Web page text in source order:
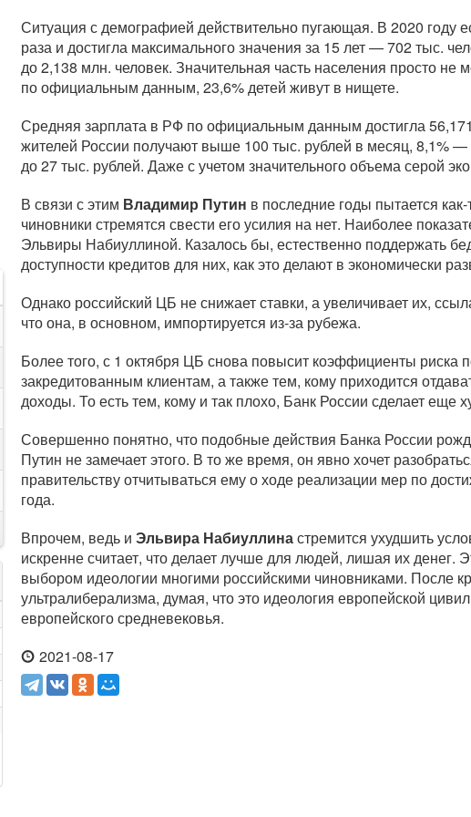
Ситуация с демографией действительно пугающая. В 2020 году
раза и достигла максимального значения за 15 лет — 702 тыс.
до 2,138 млн. человек. Значительная часть населения просто не
по официальным данным, 23,6% детей живут в нищете.
Средняя зарплата в РФ по официальным данным достигла
жителей России получают выше 100 тыс. рублей в месяц, 8,1%
до 27 тыс. рублей. Даже с учетом значительного объема серой
В связи с этим Владимир Путин в последние годы пытается
чиновники стремятся свести его усилия на нет. Наиболее
Эльвиры Набиуллиной. Казалось бы, естественно поддержать
доступности кредитов для них, как это делают в экономически
Однако российский ЦБ не снижает ставки, а увеличивает их,
что она, в основном, импортируется из-за рубежа.
Более того, с 1 октября ЦБ снова повысит коэффициенты риска
закредитованным клиентам, а также тем, кому приходится
доходы. То есть тем, кому и так плохо, Банк России сделает еще
Совершенно понятно, что подобные действия Банка России
Путин не замечает этого. В то же время, он явно хочет
правительству отчитываться ему о ходе реализации мер по
года.
Впрочем, ведь и Эльвира Набиуллинастремится ухудшить
искренне считает, что делает лучше для людей, лишая их денег.
выбором идеологии многими российскими чиновниками. После
ультралиберализма, думая, что это идеология европейской
европейского средневековья.
2021-08-17